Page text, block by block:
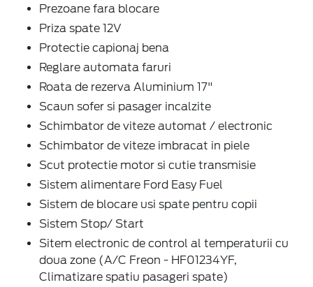
Prezoane fara blocare
Priza spate 12V
Protectie capionaj bena
Reglare automata faruri
Roata de rezerva Aluminium 17"
Scaun sofer si pasager incalzite
Schimbator de viteze automat / electronic
Schimbator de viteze imbracat in piele
Scut protectie motor si cutie transmisie
Sistem alimentare Ford Easy Fuel
Sistem de blocare usi spate pentru copii
Sistem Stop/ Start
Sitem electronic de control al temperaturii cu
doua zone (A/C Freon - HF01234YF,
Climatizare spatiu pasageri spate)